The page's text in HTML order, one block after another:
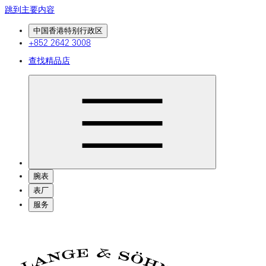
跳到主要内容
中国香港特别行政区
+852 2642 3008
查找精品店
腕表
表厂
服务